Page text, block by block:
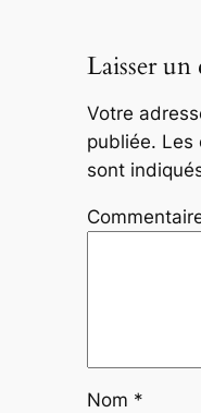
Laisser
Votre
publiée. Les
sont
Nom *